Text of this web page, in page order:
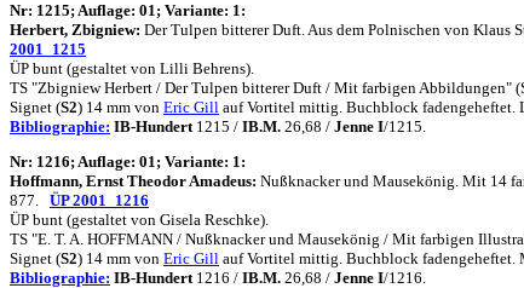
Nr: 1215; Auflage: 01; Variante: 1:
Herbert, Zbigniew: Der Tulpen bitterer Duft. Aus dem Polnischen von Klaus
2001_1215
ÜP bunt (gestaltet von Lilli Behrens).
TS "Zbigniew Herbert / Der Tulpen bitterer Duft / Mit farbigen Abbildungen"
Signet (S2) 14 mm von Eric Gill auf Vortitel mittig. Buchblock fadengeheftet.
Bibliographie: IB-Hundert1215 / IB.M. 26,68 / Jenne I/1215.
Nr: 1216; Auflage: 01; Variante: 1:
Hoffmann, Ernst Theodor Amadeus: Nußknacker und Mausekönig. Mit 14
877. ÜP 2001_1216
ÜP bunt (gestaltet von Gisela Reschke).
TS "E. T. A. HOFFMANN / Nußknacker und Mausekönig / Mit farbigen
Signet (S2) 14 mm von Eric Gill auf Vortitel mittig. Buchblock fadengeheftet.
Bibliographie: IB-Hundert1216 / IB.M. 26,68 / Jenne I/1216.